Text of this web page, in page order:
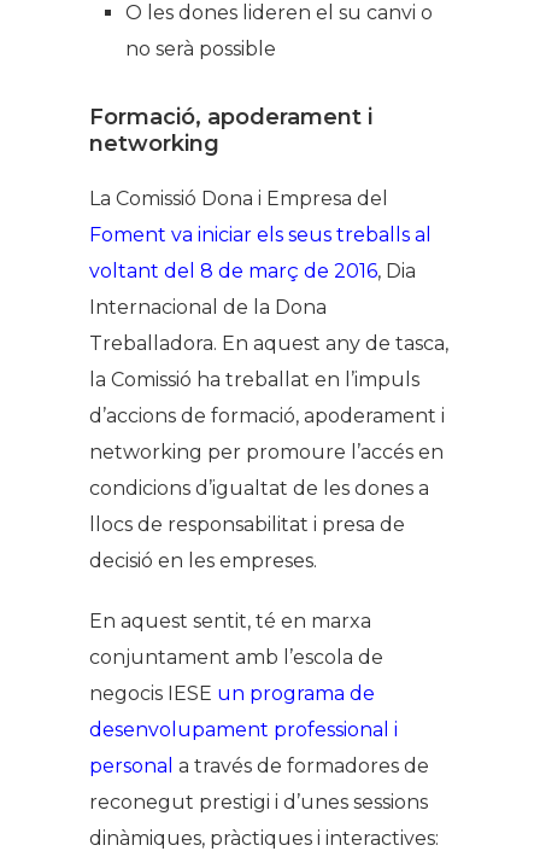
O les dones lideren el su canvi o
no serà possible
Formació, apoderament i
networking
La Comissió Dona i Empresa del
Foment va iniciar els seus treballs al
voltant del 8 de març de 2016, Dia
Internacional de la Dona
Treballadora. En aquest any de tasca,
la Comissió ha treballat en l’impuls
d’accions de formació, apoderament i
networking per promoure l’accés en
condicions d’igualtat de les dones a
llocs de responsabilitat i presa de
decisió en les empreses.
En aquest sentit, té en marxa
conjuntament amb l’escola de
negocis IESE un programa de
desenvolupament professional i
personal a través de formadores de
reconegut prestigi i d’unes sessions
dinàmiques, pràctiques i interactives: